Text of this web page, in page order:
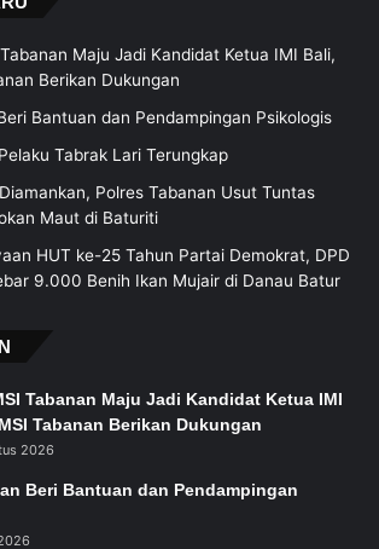
Maju Jadi Kandidat Ketua IMI Bali,
Berikan Dukungan
Bantuan dan Pendampingan Psikologis
Tabrak Lari Terungkap
Polres Tabanan Usut Tuntas
Maut di Baturiti
HUT ke-25 Tahun Partai Demokrat, DPD
9.000 Benih Ikan Mujair di Danau Batur
Tabanan Maju Jadi Kandidat Ketua IMI
Tabanan Berikan Dukungan
2026
Beri Bantuan dan Pendampingan